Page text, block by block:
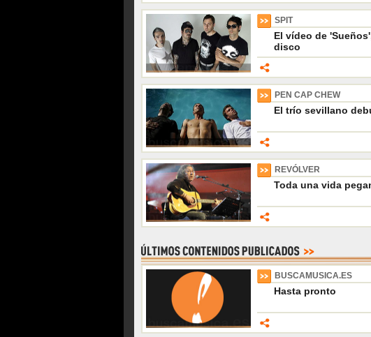
SPIT
El vídeo de
disco
PEN CAP CHEW
El trío sevillano
REVÓLVER
Toda una vida
BUSCAMUSICA.ES
Hasta pronto